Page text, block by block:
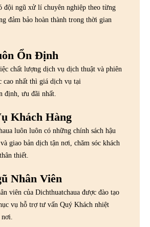
đội ngũ xử lí chuyên nghiệp theo từng
đảm bảo hoàn thành trong thời gian
Ổn Định
chất lượng dịch vụ dịch thuật và phiên
cao nhất thì giá dịch vụ tại
định, ưu đãi nhất.
Khách Hàng
luôn luôn có những chính sách hậu
giao bản dịch tận nơi, chăm sóc khách
thiết.
Nhân Viên
viên của Dichthuatchaua được đào tạo
vụ hỗ trợ tư vấn Quý Khách nhiệt